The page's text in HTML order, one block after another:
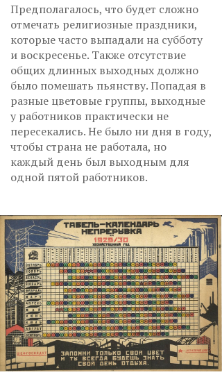
Предполагалось, что будет сложно
отмечать религиозные праздники,
которые часто выпадали на субботу
и воскресенье. Также отсутствие
общих длинных выходных должно
было помешать пьянству. Попадая в
разные цветовые группы, выходные
у работников практически не
пересекались. Не было ни дня в году,
чтобы страна не работала, но
каждый день был выходным для
одной пятой работников.